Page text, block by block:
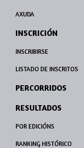
AXUDA
INSCRICIÓN
INSCRIBIRSE
LISTADO DE INSCRITOS
PERCORRIDOS
RESULTADOS
POR EDICIÓNS
RANKING HISTÓRICO